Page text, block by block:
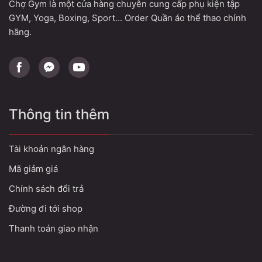
Chợ Gym là một cửa hàng chuyên cung cấp phụ kiện tập
GYM, Yoga, Boxing, Sport... Order Quần áo thể thao chính
hãng.
Thông tin thêm
Tài khoản ngân hàng
Mã giảm giá
Chính sách đổi trả
Đường đi tới shop
Thanh toán giao nhận